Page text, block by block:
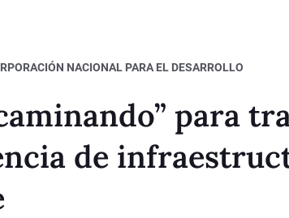
NACIONAL PARA EL DESARROLLO
para
de